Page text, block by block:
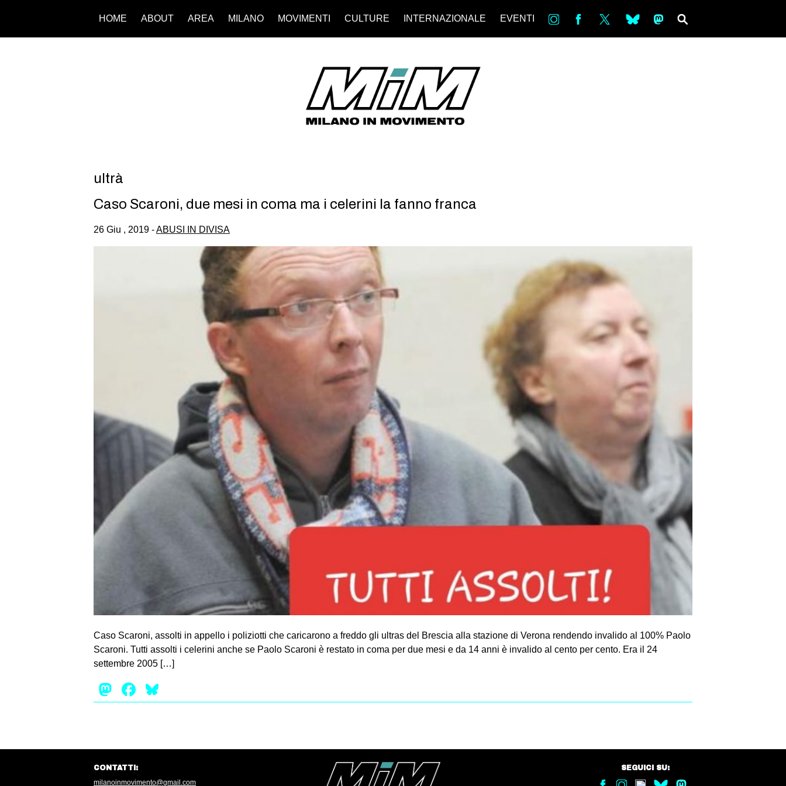
HOME ABOUT AREA MILANO MOVIMENTI CULTURE INTERNAZIONALE EVENTI in bsky ms
ultrà
Caso Scaroni, due mesi in coma ma i celerini la fanno franca
26 Giu , 2019 -ABUSI IN DIVISA
Caso Scaroni, assolti in appello i poliziotti che caricarono a freddo gli ultras del Brescia alla stazione di Verona rendendo invalido al 100% Paolo
Scaroni. Tutti assolti i celerini anche se Paolo Scaroni è restato in coma per due mesi e da 14 anni è invalido al cento per cento. Era il 24
settembre 2005 […]
Mastodon
Facebook
CONTATTI:
milanoinmovimento@gmail.com
SEGUICI SU: